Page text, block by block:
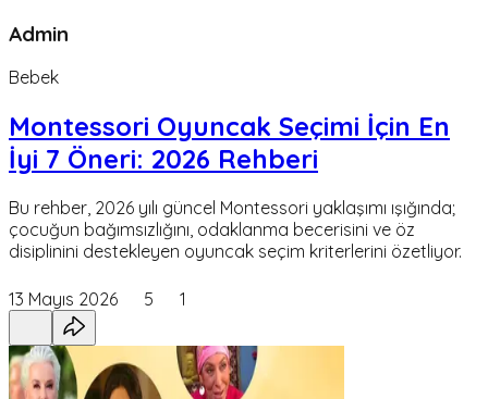
Admin
Bebek
Montessori Oyuncak Seçimi İçin En
İyi 7 Öneri: 2026 Rehberi
Bu rehber, 2026 yılı güncel Montessori yaklaşımı ışığında;
çocuğun bağımsızlığını, odaklanma becerisini ve öz
disiplinini destekleyen oyuncak seçim kriterlerini özetliyor.
13 Mayıs 2026 5 1